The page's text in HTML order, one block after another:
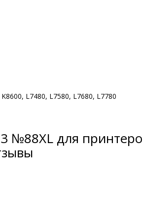
K8600, L7480, L7580, L7680, L7780
№88XL для